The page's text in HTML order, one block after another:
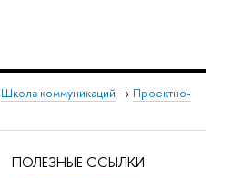
Школа коммуникаций → Проектно-
ПОЛЕЗНЫЕ ССЫЛКИ